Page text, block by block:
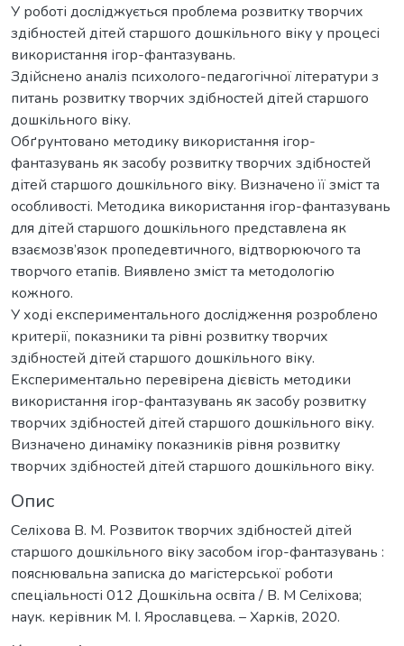
У роботі досліджується проблема розвитку творчих
здібностей дітей старшого дошкільного віку у процесі
використання ігор-фантазувань.
Здійснено аналіз психолого-педагогічної літератури з
питань розвитку творчих здібностей дітей старшого
дошкільного віку.
Обґрунтовано методику використання ігор-
фантазувань як засобу розвитку творчих здібностей
дітей старшого дошкільного віку. Визначено її зміст та
особливості. Методика використання ігор-фантазувань
для дітей старшого дошкільного представлена як
взаємозв’язок пропедевтичного, відтворюючого та
творчого етапів. Виявлено зміст та методологію
кожного.
У ході експериментального дослідження розроблено
критерії, показники та рівні розвитку творчих
здібностей дітей старшого дошкільного віку.
Експериментально перевірена дієвість методики
використання ігор-фантазувань як засобу розвитку
творчих здібностей дітей старшого дошкільного віку.
Визначено динаміку показників рівня розвитку
творчих здібностей дітей старшого дошкільного віку.
Опис
Селіхова В. М. Розвиток творчих здібностей дітей
старшого дошкільного віку засобом ігор-фантазувань :
пояснювальна записка до магістерської роботи
спеціальності 012 Дошкільна освіта / В. М Селіхова;
наук. керівник М. І. Ярославцева. – Харків, 2020.